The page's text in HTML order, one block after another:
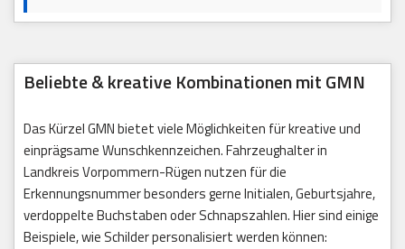
Beliebte & kreative Kombinationen mit GMN
Das Kürzel GMN bietet viele Möglichkeiten für kreative und
einprägsame Wunschkennzeichen. Fahrzeughalter in
Landkreis Vorpommern-Rügen nutzen für die
Erkennungsnummer besonders gerne Initialen, Geburtsjahre,
verdoppelte Buchstaben oder Schnapszahlen. Hier sind einige
Beispiele, wie Schilder personalisiert werden können: